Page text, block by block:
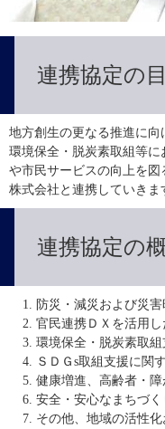
連携協定の
地方創生の更なる推進に向
環境保全・脱炭素取組等
や市民サービスの向上を
株式会社と連携していきま
連携協定の
防災・減災および災
官民連携ＤＸを活用
環境保全・脱炭素取
ＳＤＧs取組支援に関
健康増進、高齢者・
安全・安心なまちづく
その他、地域の活性